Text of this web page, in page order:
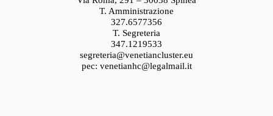
T. Amministrazione
327.6577356
T. Segreteria
347.1219533
segreteria@venetiancluster.eu
pec: venetianhc@legalmail.it